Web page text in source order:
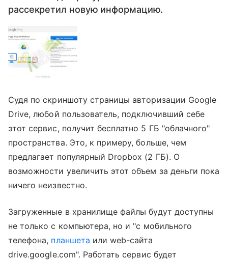
рассекретил новую информацию.
Судя по скриншоту страницы авторизации Google
Drive, любой пользователь, подключивший себе
этот сервис, получит бесплатно 5 ГБ "облачного"
пространства. Это, к примеру, больше, чем
предлагает популярный Dropbox (2 ГБ). О
возможности увеличить этот объем за деньги пока
ничего неизвестно.
Загруженные в хранилище файлы будут доступны
не только с компьютера, но и "с мобильного
телефона, планшета или web-сайта
drive.google.com". Работать сервис будет